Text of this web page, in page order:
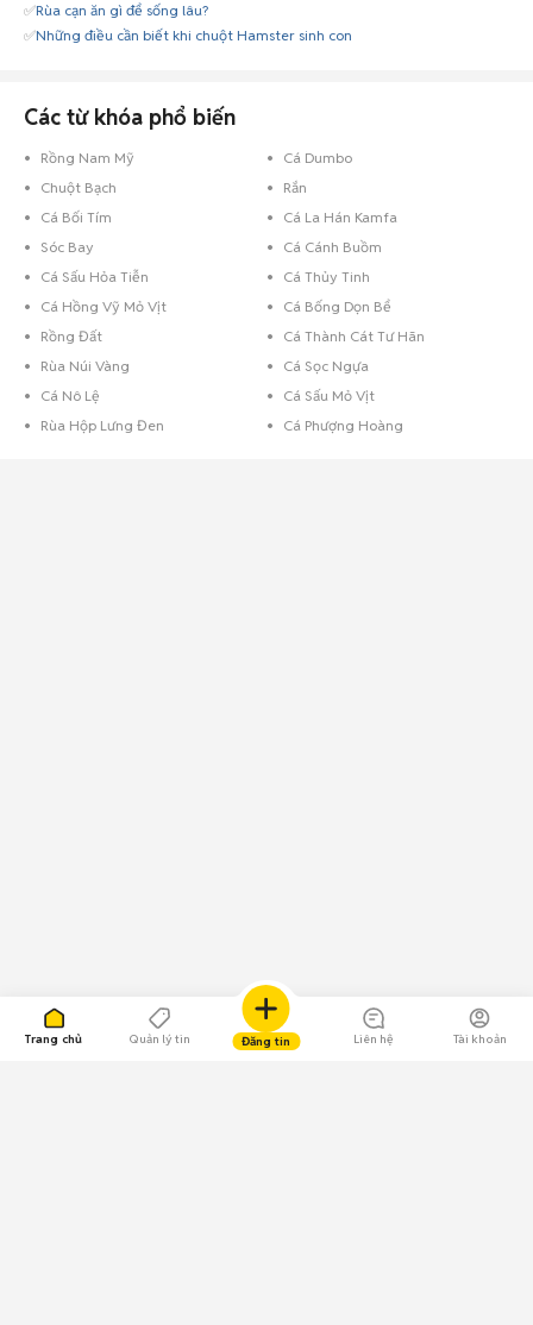
Trang chủ Quản lý tin Đăng tin Liên hệ Tài khoản
✅Rùa cạn ăn gì để sống lâu?
✅Những điều cần biết khi chuột Hamster sinh con
Các từ khóa phổ biến
Rồng Nam Mỹ
Cá Dumbo
Chuột Bạch
Rắn
Cá Bối Tím
Cá La Hán Kamfa
Sóc Bay
Cá Cánh Buồm
Cá Sấu Hỏa Tiễn
Cá Thủy Tinh
Cá Hồng Vỹ Mỏ Vịt
Cá Bống Dọn Bể
Rồng Đất
Cá Thành Cát Tư Hãn
Rùa Núi Vàng
Cá Sọc Ngựa
Cá Nô Lệ
Cá Sấu Mỏ Vịt
Rùa Hộp Lưng Đen
Cá Phượng Hoàng